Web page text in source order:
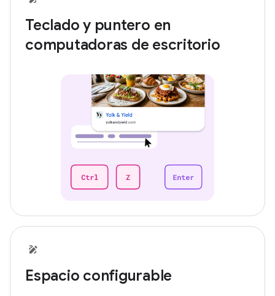
Teclado y puntero en
computadoras de escritorio
Espacio configurable